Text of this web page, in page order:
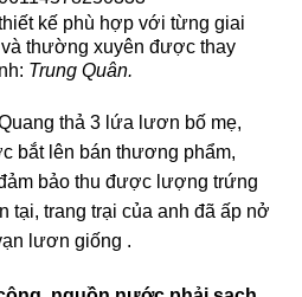
kế phù hợp với từng giai
thường xuyên được thay
Trung Quân.
thả 3 lứa lươn bố mẹ,
bắt lên bán thương phẩm,
bảo thu được lượng trứng
tại, trang trại của anh đã ấp nở
lươn giống .